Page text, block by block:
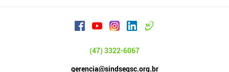
(47) 3322-6067
gerencia@sindsegsc.org.br